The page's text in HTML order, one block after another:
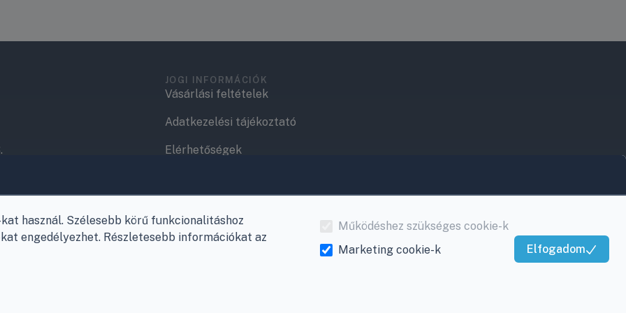
JOGI INFORMÁCIÓK
Vásárlási feltételek
Adatkezelési tájékoztató
Elérhetőségek
Szállítás
használ. Szélesebb körű funkcionalitáshoz
engedélyezhet. Részletesebb információkat az
Működéshez szükséges cookie-k
Marketing cookie-k
Elfogadom